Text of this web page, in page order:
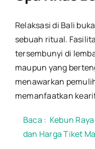
Relaksasi di Bali
sebuah ritual.
tersembunyi di
maupun yang
menawarkan
memanfaatkan
Baca : Kebun
dan Harga Tiket